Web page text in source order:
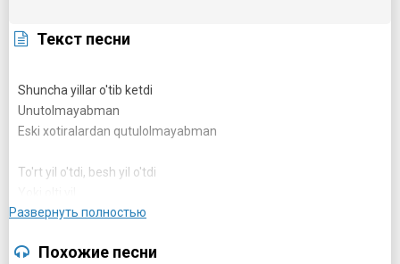
Текст песни
Shuncha yillar o'tib ketdi
Unutolmayabman
Eski xotiralardan qutulolmayabman
To'rt yil o'tdi, besh yil o'tdi
Telbaga aylantirgan men
Развернуть полностью
Похожие песни